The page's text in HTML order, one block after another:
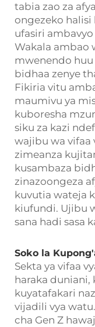
tabia zao za
ongezeko halisi
ufasiri
Wakala ambao
mwenendo
bidhaa zenye
Fikiria vitu
maumivu ya
kuboresha
siku za kazi
wajibu wa vifaa
zimeanza
kusambaza
zinazoongeza
kuvutia wateja
kiufundi. Ujibu
sana hadi sasa
Soko la
Sekta ya vifaa
haraka
kuyatafakari
vijadili vya
cha Gen Z